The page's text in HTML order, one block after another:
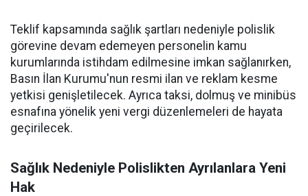
Teklif kapsamında sağlık şartları nedeniyle polislik
görevine devam edemeyen personelin kamu
kurumlarında istihdam edilmesine imkan sağlanırken,
Basın İlan Kurumu'nun resmi ilan ve reklam kesme
yetkisi genişletilecek. Ayrıca taksi, dolmuş ve minibüs
esnafına yönelik yeni vergi düzenlemeleri de hayata
geçirilecek.
Sağlık Nedeniyle Polislikten Ayrılanlara Yeni
Hak